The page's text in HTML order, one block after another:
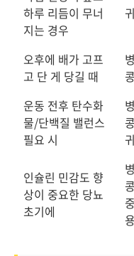
하루 리듬이 무너
지는 경우
오후에 배가 고프
고 단 게 당길 때
콩
운동 전후 탄수화
물/단백질 밸런스
필요 시
인슐린 민감도 향
상이 중요한 당뇨
초기에
용